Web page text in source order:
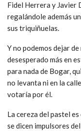
Fidel Herrera y Javier
regalándole además
sus triquiñuelas.
Y no podemos dejar
desesperado más en
para nada de Bogar,
no levanta ni en la
votaría por él.
La cereza del pastel
se dicen impulsores